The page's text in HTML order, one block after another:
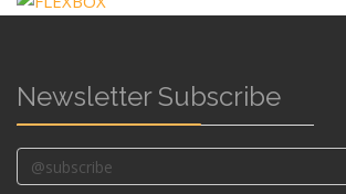
Newsletter Subscribe